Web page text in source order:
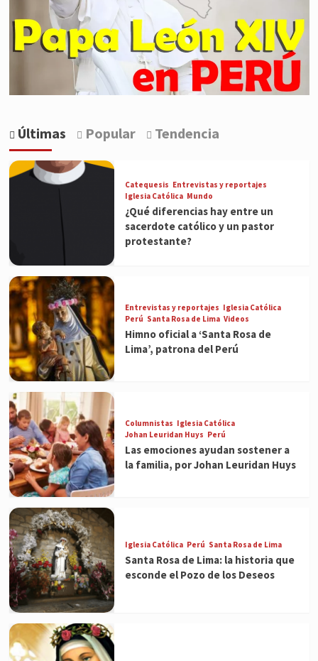
Últimas Popular Tendencia
Catequesis Entrevistas y reportajes
Iglesia Católica Mundo
¿Qué diferencias hay entre un
sacerdote católico y un pastor
protestante?
Entrevistas y reportajes Iglesia Católica
Perú Santa Rosa de Lima Videos
Himno oficial a ‘Santa Rosa de
Lima’, patrona del Perú
Columnistas Iglesia Católica
Johan Leuridan Huys Perú
Las emociones ayudan sostener a
la familia, por Johan Leuridan Huys
Iglesia Católica Perú Santa Rosa de Lima
Santa Rosa de Lima: la historia que
esconde el Pozo de los Deseos